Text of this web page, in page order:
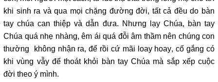
khi sinh ra và qua mọi chặng đường đời, tất cả đều do bàn
tay chúa can thiệp và dẫn đưa. Nhưng lạy Chúa, bàn tay
Chúa quá nhẹ nhàng, êm ái quá đỗi âm thầm nên chúng con
thường không nhận ra, để rồi cứ mãi loay hoay, cố gắng có
khi vùng vẫy để thoát khỏi bàn tay Chúa mà sắp xếp cuộc
đời theo ý mình.